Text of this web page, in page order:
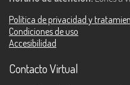
Política de privacidad y
Condiciones de uso
Accesibilidad
Contacto Virtual